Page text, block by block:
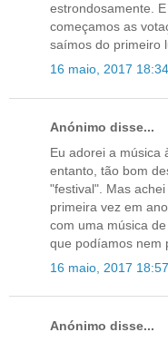
estrondosamente.
começamos as
saímos do primeiro
16 maio, 2017 18:34
Anónimo disse...
Eu adorei a música
entanto, tão bom
"festival". Mas
primeira vez em
com uma música
que podíamos nem
16 maio, 2017 18:57
Anónimo disse...